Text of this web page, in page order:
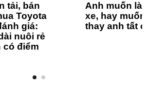
tải, bán
Toyota
giá:
nuôi rẻ
có điểm
Anh muốn
xe, hay
thay anh tất